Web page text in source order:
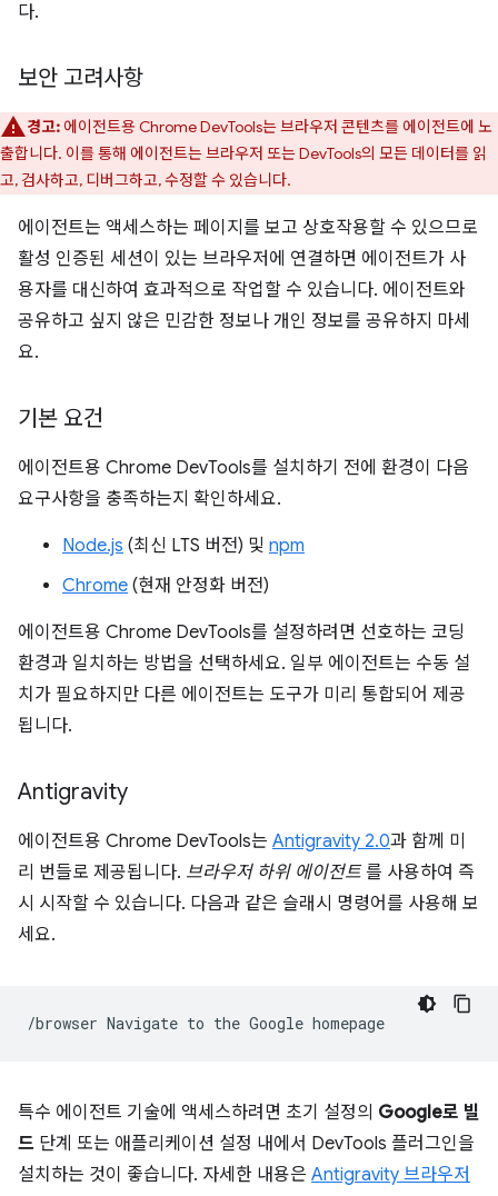
다.
보안 고려사항
경고: 에이전트용 Chrome DevTools는 브라우저 콘텐츠를 에이전트에 노
출합니다. 이를 통해 에이전트는 브라우저 또는 DevTools의 모든 데이터를 읽
고, 검사하고, 디버그하고, 수정할 수 있습니다.
에이전트는 액세스하는 페이지를 보고 상호작용할 수 있으므로
활성 인증된 세션이 있는 브라우저에 연결하면 에이전트가 사
용자를 대신하여 효과적으로 작업할 수 있습니다. 에이전트와
공유하고 싶지 않은 민감한 정보나 개인 정보를 공유하지 마세
요.
기본 요건
에이전트용 Chrome DevTools를 설치하기 전에 환경이 다음
요구사항을 충족하는지 확인하세요.
Node.js (최신 LTS 버전) 및 npm
Chrome (현재 안정화 버전)
에이전트용 Chrome DevTools를 설정하려면 선호하는 코딩
환경과 일치하는 방법을 선택하세요. 일부 에이전트는 수동 설
치가 필요하지만 다른 에이전트는 도구가 미리 통합되어 제공
됩니다.
Antigravity
에이전트용 Chrome DevTools는 Antigravity 2.0과 함께 미
리 번들로 제공됩니다. 브라우저 하위 에이전트를 사용하여 즉
시 시작할 수 있습니다. 다음과 같은 슬래시 명령어를 사용해 보
세요.
/browser Navigate to the Google
특수 에이전트 기술에 액세스하려면 초기 설정의 Google로 빌
드 단계 또는 애플리케이션 설정 내에서 DevTools 플러그인을
설치하는 것이 좋습니다. 자세한 내용은 Antigravity 브라우저